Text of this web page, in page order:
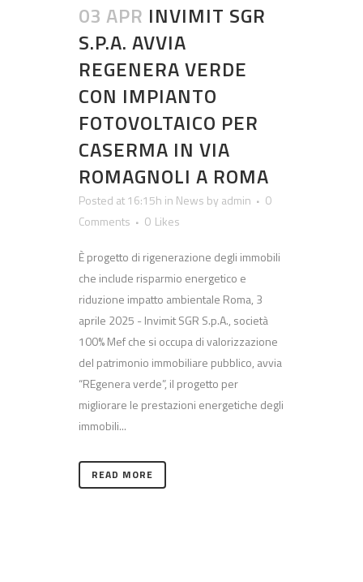
03 APR INVIMIT SGR
S.P.A. AVVIA
REGENERA VERDE
CON IMPIANTO
FOTOVOLTAICO PER
CASERMA IN VIA
ROMAGNOLI A ROMA
Posted at 16:15h in News by admin
0
Comments
0 Likes
È progetto di rigenerazione degli immobili
che include risparmio energetico e
riduzione impatto ambientale Roma, 3
aprile 2025 - Invimit SGR S.p.A., società
100% Mef che si occupa di valorizzazione
del patrimonio immobiliare pubblico, avvia
“REgenera verde”, il progetto per
migliorare le prestazioni energetiche degli
immobili...
READ MORE